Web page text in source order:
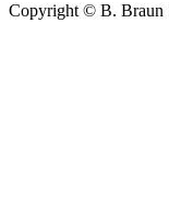
Copyright © B. Braun